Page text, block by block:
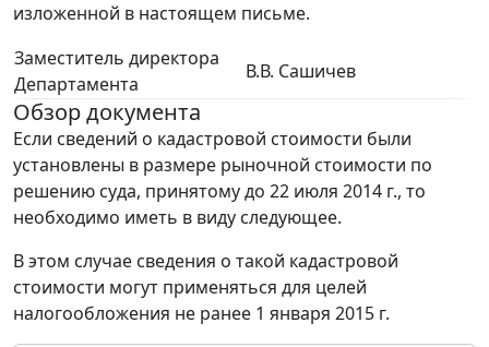
изложенной в настоящем письме.
Заместитель директора
Департамента
В.В. Сашичев
Обзор документа
Если сведений о кадастровой стоимости были
установлены в размере рыночной стоимости по
решению суда, принятому до 22 июля 2014 г., то
необходимо иметь в виду следующее.
В этом случае сведения о такой кадастровой
стоимости могут применяться для целей
налогообложения не ранее 1 января 2015 г.